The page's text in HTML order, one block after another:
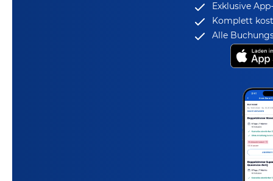
Exklusive
Komplett
Alle